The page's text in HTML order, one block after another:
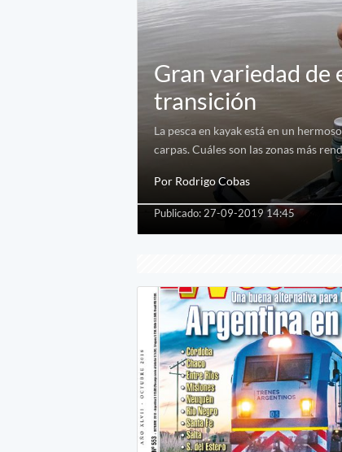
Gran variedad de
transición
La pesca en kayak está en un
carpas. Cuáles son las zonas más
Por Rodrigo Cobas
Publicado: 27-09-2019 14:45